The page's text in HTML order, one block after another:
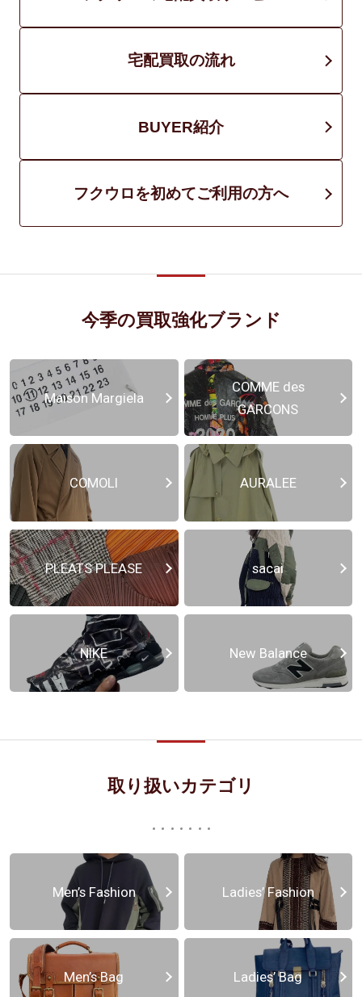
宅配買取の流れ
BUYER紹介
フクウロを初めてご利用の方へ
今季の買取強化ブランド
Maison Margiela
COMME des
GARCONS
COMOLI AURALEE
PLEATS PLEASE sacai
NIKE New Balance
取り扱いカテゴリ
Men’s Fashion Ladies’ Fashion
Men’s Bag Ladies’ Bag